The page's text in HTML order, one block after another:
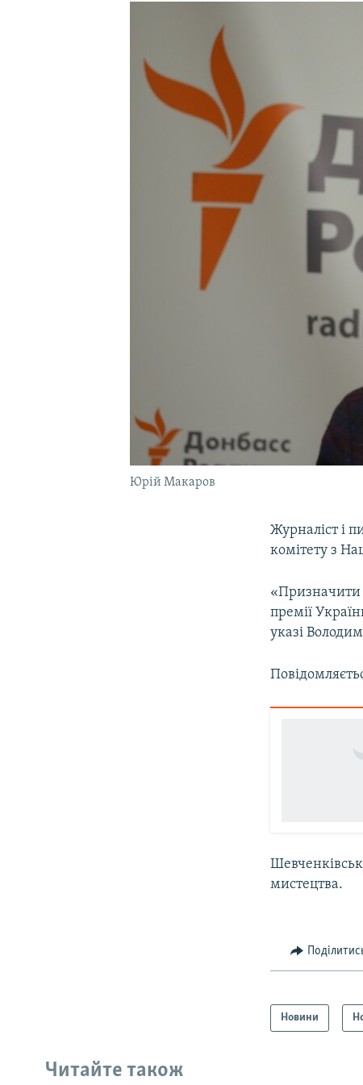
Юрій Макаров
Журналіст і
комітету з
«Призначити
премії
указі
мистецтва.
Новини
Читайте також